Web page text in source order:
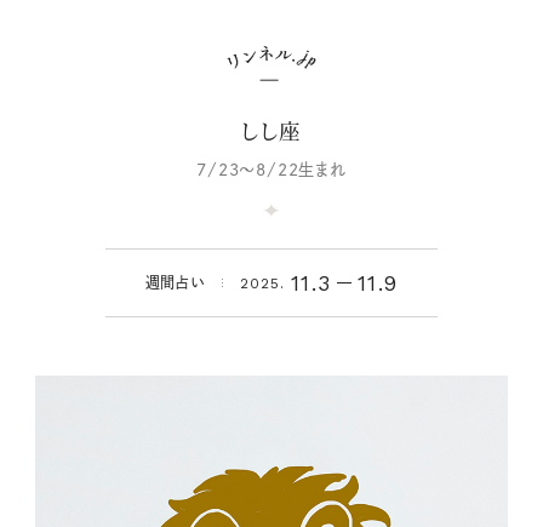
しし座
7/23～8/22生まれ
週間占い 2025. 11.3 11.9